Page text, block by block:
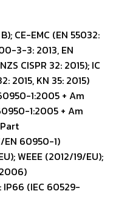
CE-EMC (EN 55032:
3-3: 2013, EN
CISPR 32: 2015); IC
2015, KN 35: 2015)
1:2005 + Am
1:2005 + Am
EN 60950-1)
WEEE (2012/19/EU);
(IEC 60529-